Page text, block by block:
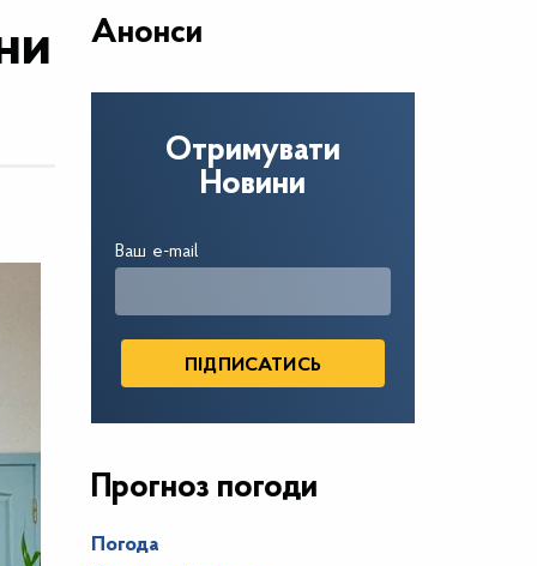
Анонси
Отримувати
Новини
Ваш e-mail
Прогноз погоди
Погода